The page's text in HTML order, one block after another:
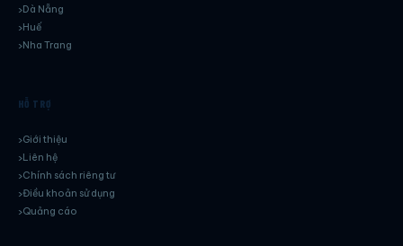
Dà Nẵng
Huế
Nha Trang
HỖ TRỢ
Giới thiệu
Liên hệ
Chính sách riêng tư
Điều khoản sử dụng
Quảng cáo